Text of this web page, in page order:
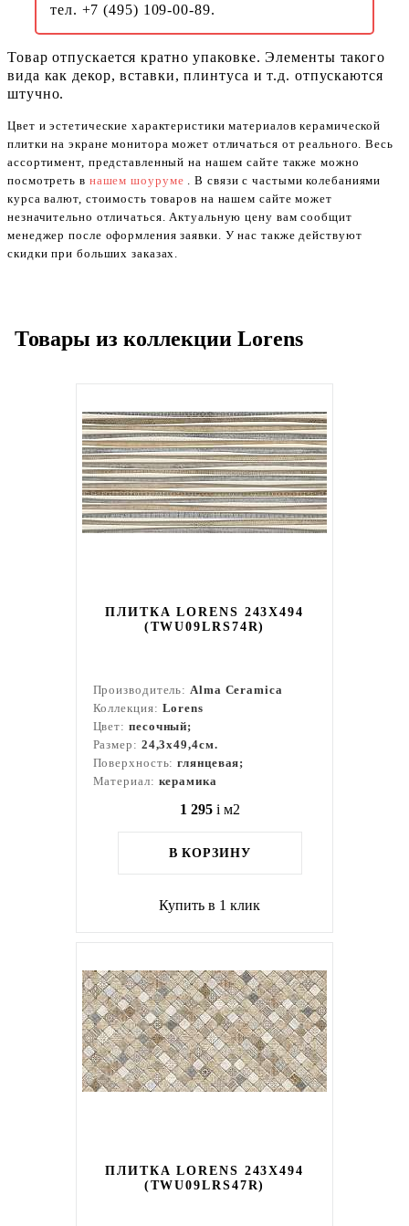
тел. +7 (495) 109-00-89.
Товар отпускается кратно упаковке. Элементы такого
вида как декор, вставки, плинтуса и т.д. отпускаются
штучно.
Цвет и эстетические характеристики материалов керамической
плитки на экране монитора может отличаться от реального. Весь
ассортимент, представленный на нашем сайте также можно
посмотреть в нашем шоуруме . В связи с частыми колебаниями
курса валют, стоимость товаров на нашем сайте может
незначительно отличаться. Актуальную цену вам сообщит
менеджер после оформления заявки. У нас также действуют
скидки при больших заказах.
Товары из коллекции Lorens
ПЛИТКА LORENS 243X494
(TWU09LRS74R)
Производитель:Alma Ceramica
Коллекция: Lorens
Цвет: песочный;
Размер: 24,3x49,4см.
Поверхность:глянцевая;
Материал: керамика
1 295 i м2
В КОРЗИНУ
Купить в 1 клик
ПЛИТКА LORENS 243X494
(TWU09LRS47R)